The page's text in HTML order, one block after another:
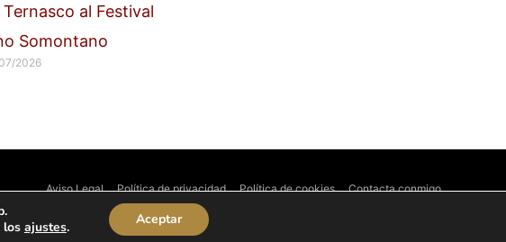
Ternasco al Festival
Somontano
2026
Aviso Legal Política de privacidad Política de cookies Contacta conmigo
los ajustes. Aceptar